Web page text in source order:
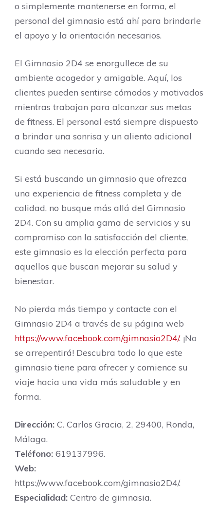
o simplemente mantenerse en forma, el
personal del gimnasio está ahí para brindarle
el apoyo y la orientación necesarios.
El Gimnasio 2D4 se enorgullece de su
ambiente acogedor y amigable. Aquí, los
clientes pueden sentirse cómodos y motivados
mientras trabajan para alcanzar sus metas
de fitness. El personal está siempre dispuesto
a brindar una sonrisa y un aliento adicional
cuando sea necesario.
Si está buscando un gimnasio que ofrezca
una experiencia de fitness completa y de
calidad, no busque más allá del Gimnasio
2D4. Con su amplia gama de servicios y su
compromiso con la satisfacción del cliente,
este gimnasio es la elección perfecta para
aquellos que buscan mejorar su salud y
bienestar.
No pierda más tiempo y contacte con el
Gimnasio 2D4 a través de su página web
https://www.facebook.com/gimnasio2D4/. ¡No
se arrepentirá! Descubra todo lo que este
gimnasio tiene para ofrecer y comience su
viaje hacia una vida más saludable y en
forma.
Dirección: C. Carlos Gracia, 2, 29400, Ronda,
Málaga.
Teléfono: 619137996.
Web:
https://www.facebook.com/gimnasio2D4/.
Especialidad: Centro de gimnasia.